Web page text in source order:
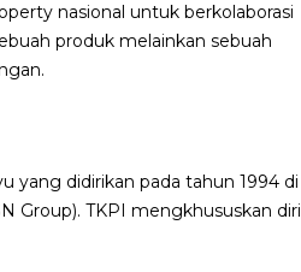
nasional untuk berkolaborasi
produk melainkan sebuah
yang didirikan pada tahun 1994 di
Group). TKPI mengkhususkan diri